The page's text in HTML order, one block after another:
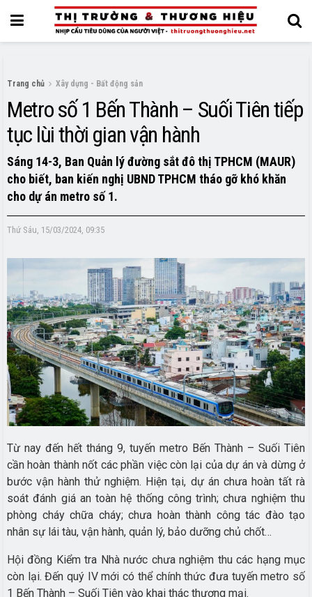
Trang chủ Xây dựng - Bất động sản
Metro số 1 Bến Thành – Suối Tiên tiếp
tục lùi thời gian vận hành
Sáng 14-3, Ban Quản lý đường sắt đô thị TPHCM (MAUR)
cho biết, ban kiến nghị UBND TPHCM tháo gỡ khó khăn
cho dự án metro số 1.
Thứ Sáu, 15/03/2024, 09:35
Từ nay đến hết tháng 9, tuyến metro Bến Thành – Suối Tiên
cần hoàn thành nốt các phần việc còn lại của dự án và dừng ở
bước vận hành thử nghiệm. Hiện tại, dự án chưa hoàn tất rà
soát đánh giá an toàn hệ thống công trình; chưa nghiệm thu
phòng cháy chữa cháy; chưa hoàn thành công tác đào tạo
nhân sự lái tàu, vận hành, quản lý, bảo dưỡng chủ chốt…
Hội đồng Kiểm tra Nhà nước chưa nghiệm thu các hạng mục
còn lại. Đến quý IV mới có thể chính thức đưa tuyến metro số
1 Bến Thành – Suối Tiên vào khai thác thương mại.